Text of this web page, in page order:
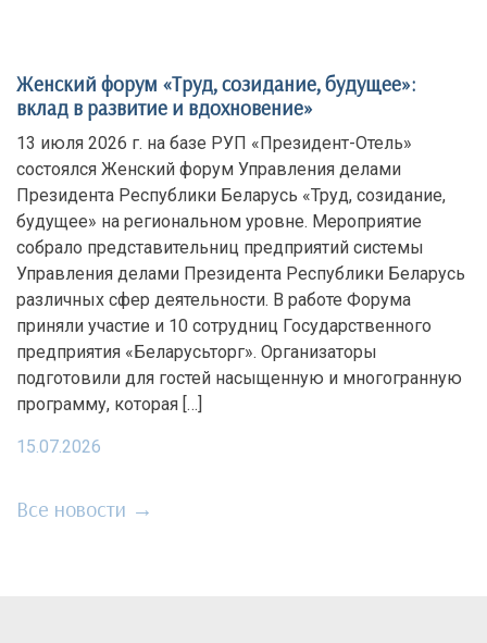
Женский форум «Труд, созидание, будущее»:
вклад в развитие и вдохновение»
13 июля 2026 г. на базе РУП «Президент-Отель»
состоялся Женский форум Управления делами
Президента Республики Беларусь «Труд, созидание,
будущее» на региональном уровне. Мероприятие
собрало представительниц предприятий системы
Управления делами Президента Республики Беларусь
различных сфер деятельности. В работе Форума
приняли участие и 10 сотрудниц Государственного
предприятия «Беларусьторг». Организаторы
подготовили для гостей насыщенную и многогранную
программу, которая […]
15.07.2026
Все новости →